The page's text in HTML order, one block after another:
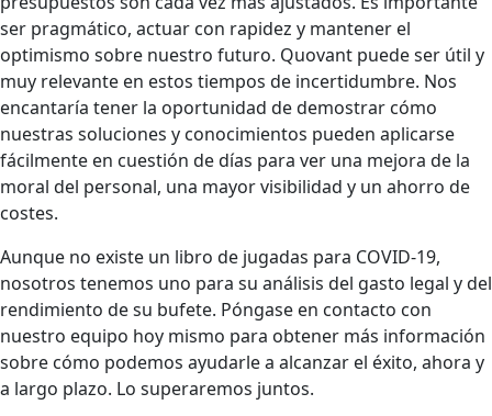
ser pragmático, actuar con rapidez y mantener el
optimismo sobre nuestro futuro. Quovant puede ser útil y
muy relevante en estos tiempos de incertidumbre. Nos
encantaría tener la oportunidad de demostrar cómo
nuestras soluciones y conocimientos pueden aplicarse
fácilmente en cuestión de días para ver una mejora de la
moral del personal, una mayor visibilidad y un ahorro de
costes.
Aunque no existe un libro de jugadas para COVID-19,
nosotros tenemos uno para su análisis del gasto legal y del
rendimiento de su bufete. Póngase en contacto con
nuestro equipo hoy mismo para obtener más información
sobre cómo podemos ayudarle a alcanzar el éxito, ahora y
a largo plazo. Lo superaremos juntos.